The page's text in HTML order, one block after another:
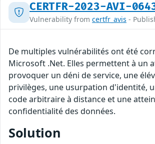
CERTFR-2023-AVI-
Vulnerability from certfr_avis -
De multiples vulnérabilités ont été
Microsoft .Net. Elles permettent à un
provoquer un déni de service, une
privilèges, une usurpation d'identité,
code arbitraire à distance et une
confidentialité des données.
Solution